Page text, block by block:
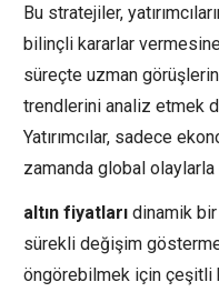
Bu stratejiler,
bilinçli kararlar vermesine
süreçte uzman
trendlerini analiz etmek
Yatırımcılar, sadece
zamanda global
altın fiyatları dinamik
sürekli değişim
öngörebilmek için çeşitli